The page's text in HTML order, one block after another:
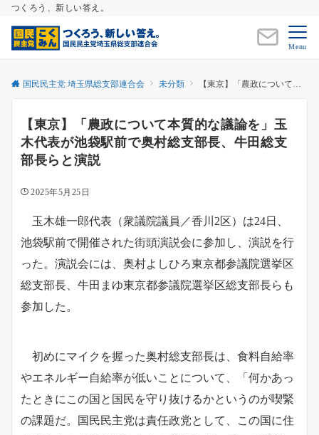
つくろう、新しい答え。
Menu
国民民主党 埼玉県総支部連合会 未分類 【東京】「農政について本質的な議論を」玉木代表が池袋駅前で奥村総支部長、牛田総支部長らと演説
【東京】「農政について本質的な議論を」玉
木代表が池袋駅前で奥村総支部長、牛田総支
部長らと演説
2025年5月25日
玉木雄一郎代表（衆議院議員／香川2区）は24日、
池袋駅前で開催された街頭演説会に参加し、演説を行
った。演説会には、奥村よしひろ東京都参議院選挙区
総支部長、牛田まゆ東京都参議院選挙区総支部長らも
参加した。
初めにマイクを握った奥村総支部長は、食料自給率
やエネルギー自給率が低いことについて、「何かあっ
たときにこの国と国民を守り抜けるかというのが喫緊
の課題だ。国民民主党は責任政党として、この国に住